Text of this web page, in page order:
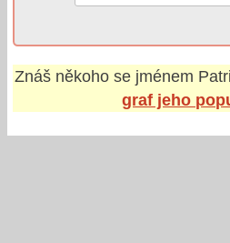
Znáš někoho se jménem
graf jeho